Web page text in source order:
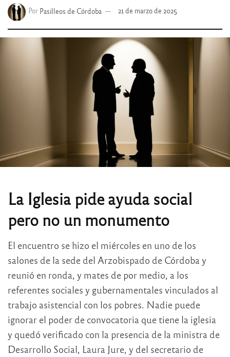
Por Pasilleos de Córdoba 21 de marzo de 2025
La Iglesia pide ayuda social
pero no un monumento
El encuentro se hizo el miércoles en uno de los
salones de la sede del Arzobispado de Córdoba y
reunió en ronda, y mates de por medio, a los
referentes sociales y gubernamentales vinculados al
trabajo asistencial con los pobres. Nadie puede
ignorar el poder de convocatoria que tiene la iglesia
y quedó verificado con la presencia de la ministra de
Desarrollo Social, Laura Jure, y del secretario de